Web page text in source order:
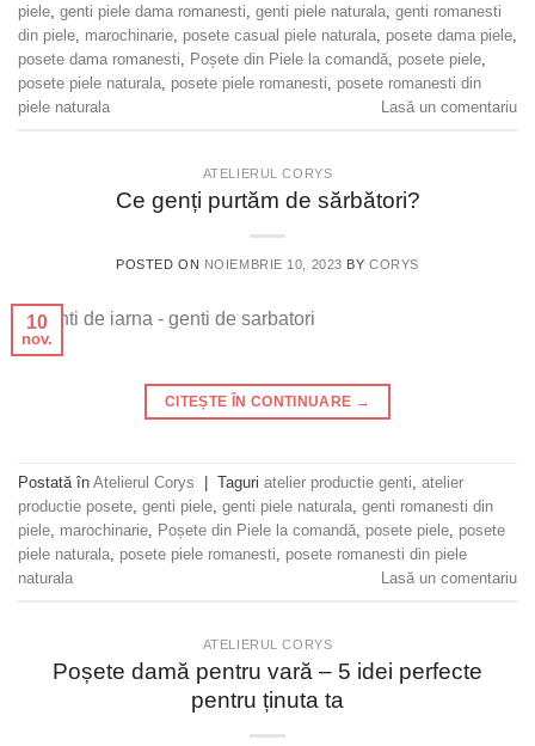
piele genti piele dama romanesti genti piele naturala genti romanesti
din piele marochinarie posete casual piele naturala posete dama piele
posete dama romanesti
Poșete din Piele la comandă posete piele
posete piele naturala posete piele romanesti
posete romanesti din
piele naturala
Lasă un comentariu
ATELIERUL CORYS
Ce genți purtăm de sărbători?
POSTED ON NOIEMBRIE 10, 2023 BYCORYS
10
nov.
CITEȘTE ÎN CONTINUARE →
Postată în Atelierul Corys Taguri atelier productie genti atelier
productie posete genti piele genti piele naturala genti romanesti din
piele marochinarie Poșete din Piele la comandă posete piele posete
piele naturala posete piele romanesti
posete romanesti din piele
naturala
Lasă un comentariu
ATELIERUL CORYS
Poșete damă pentru vară – 5 idei perfecte
pentru ținuta ta